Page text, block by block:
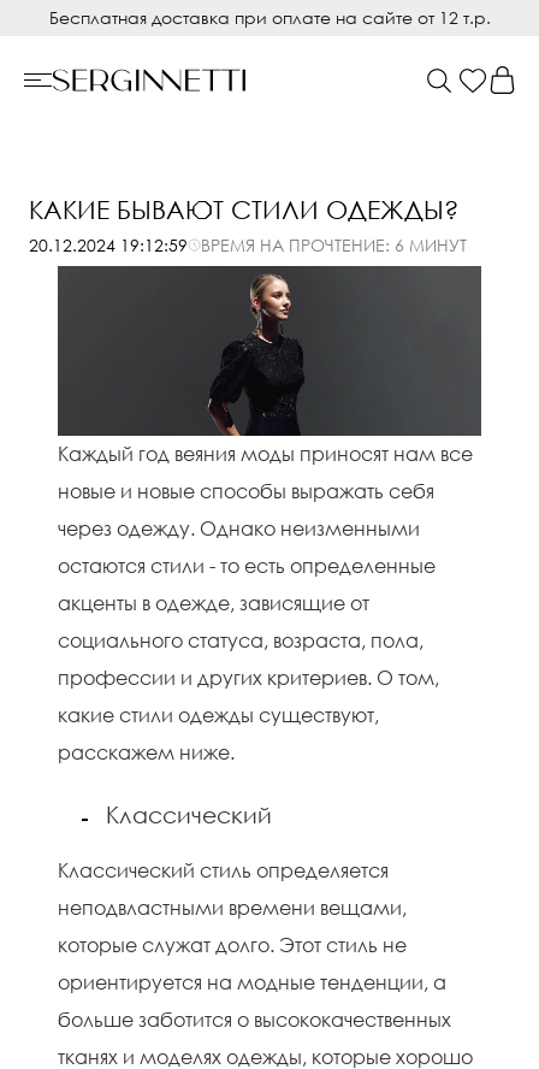
Бесплатная доставка при оплате на сайте от 12 т.р.
КАКИЕ БЫВАЮТ СТИЛИ ОДЕЖДЫ?
20.12.2024 19:12:59 ВРЕМЯ НА ПРОЧТЕНИЕ: 6 МИНУТ
Каждый год веяния моды приносят нам все
новые и новые способы выражать себя
через одежду. Однако неизменными
остаются стили - то есть определенные
акценты в одежде, зависящие от
социального статуса, возраста, пола,
профессии и других критериев. О том,
какие стили одежды существуют,
расскажем ниже.
Классический
Классический стиль определяется
неподвластными времени вещами,
которые служат долго. Этот стиль не
ориентируется на модные тенденции, а
больше заботится о высококачественных
тканях и моделях одежды, которые хорошо